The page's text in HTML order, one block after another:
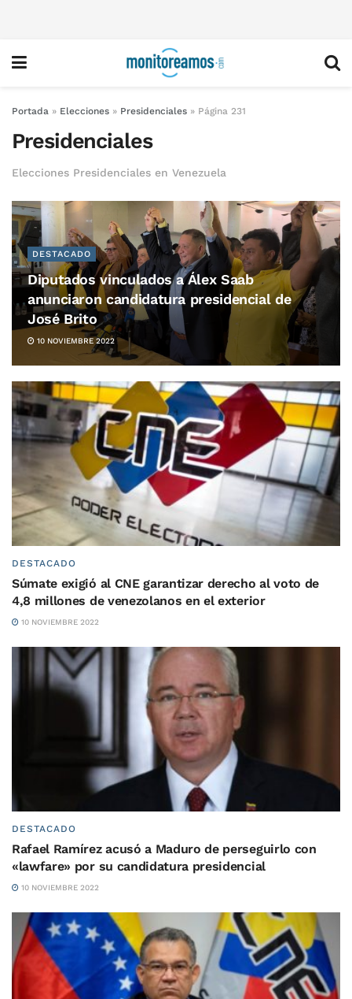
Portada » Elecciones » Presidenciales » Página 231
Presidenciales
Elecciones Presidenciales en Venezuela
DESTACADO
Diputados vinculados a Álex Saab
anunciaron candidatura presidencial de
José Brito
10 NOVIEMBRE 2022
DESTACADO
Súmate exigió al CNE garantizar derecho al voto de
4,8 millones de venezolanos en el exterior
10 NOVIEMBRE 2022
DESTACADO
Rafael Ramírez acusó a Maduro de perseguirlo con
«lawfare» por su candidatura presidencial
10 NOVIEMBRE 2022